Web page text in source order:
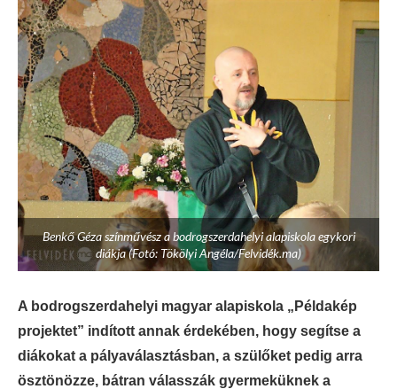
Benkő Géza színművész a bodrogszerdahelyi alapiskola egykori
diákja (Fotó: Tökölyi Angéla/Felvidék.ma)
A bodrogszerdahelyi magyar alapiskola „Példakép
projektet” indított annak érdekében, hogy segítse a
diákokat a pályaválasztásban, a szülőket pedig arra
ösztönözze, bátran válasszák gyermeküknek a